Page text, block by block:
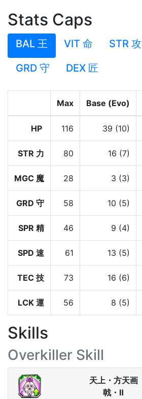
Stats Caps
BAL 王 VIT 命 STR 攻
GRD 守
DEX 匠
Max Base (Evo)
HP 116 39 (10)
STR 力 80 16 (7)
MGC 魔 28 3 (3)
GRD 守 58 10 (5)
SPR 精 46 9 (4)
SPD 速 61 13 (5)
TEC 技 73 16 (6)
LCK 運 56 8 (5)
Skills
Overkiller Skill
天上・方天画
戟・Ⅱ